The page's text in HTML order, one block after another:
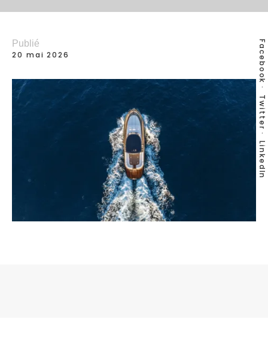
Facebook
Twitter
LinkedIn
Publié
20 mai 2026